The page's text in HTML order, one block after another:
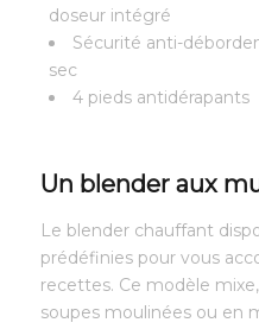
doseur intégré
Sécurité anti-
sec
4 pieds antidérapants
Un blender aux
Le blender chauffant
prédéfinies pour vous
recettes. Ce modèle
soupes moulinées ou en